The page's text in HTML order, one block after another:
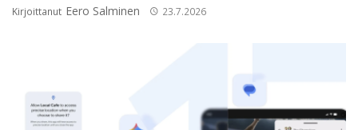
Kirjoittanut Eero Salminen 23.7.2026